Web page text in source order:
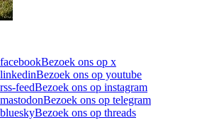
Bezoek ons op x
Bezoek ons op youtube
feedBezoek ons op instagram
Bezoek ons op telegram
Bezoek ons op threads